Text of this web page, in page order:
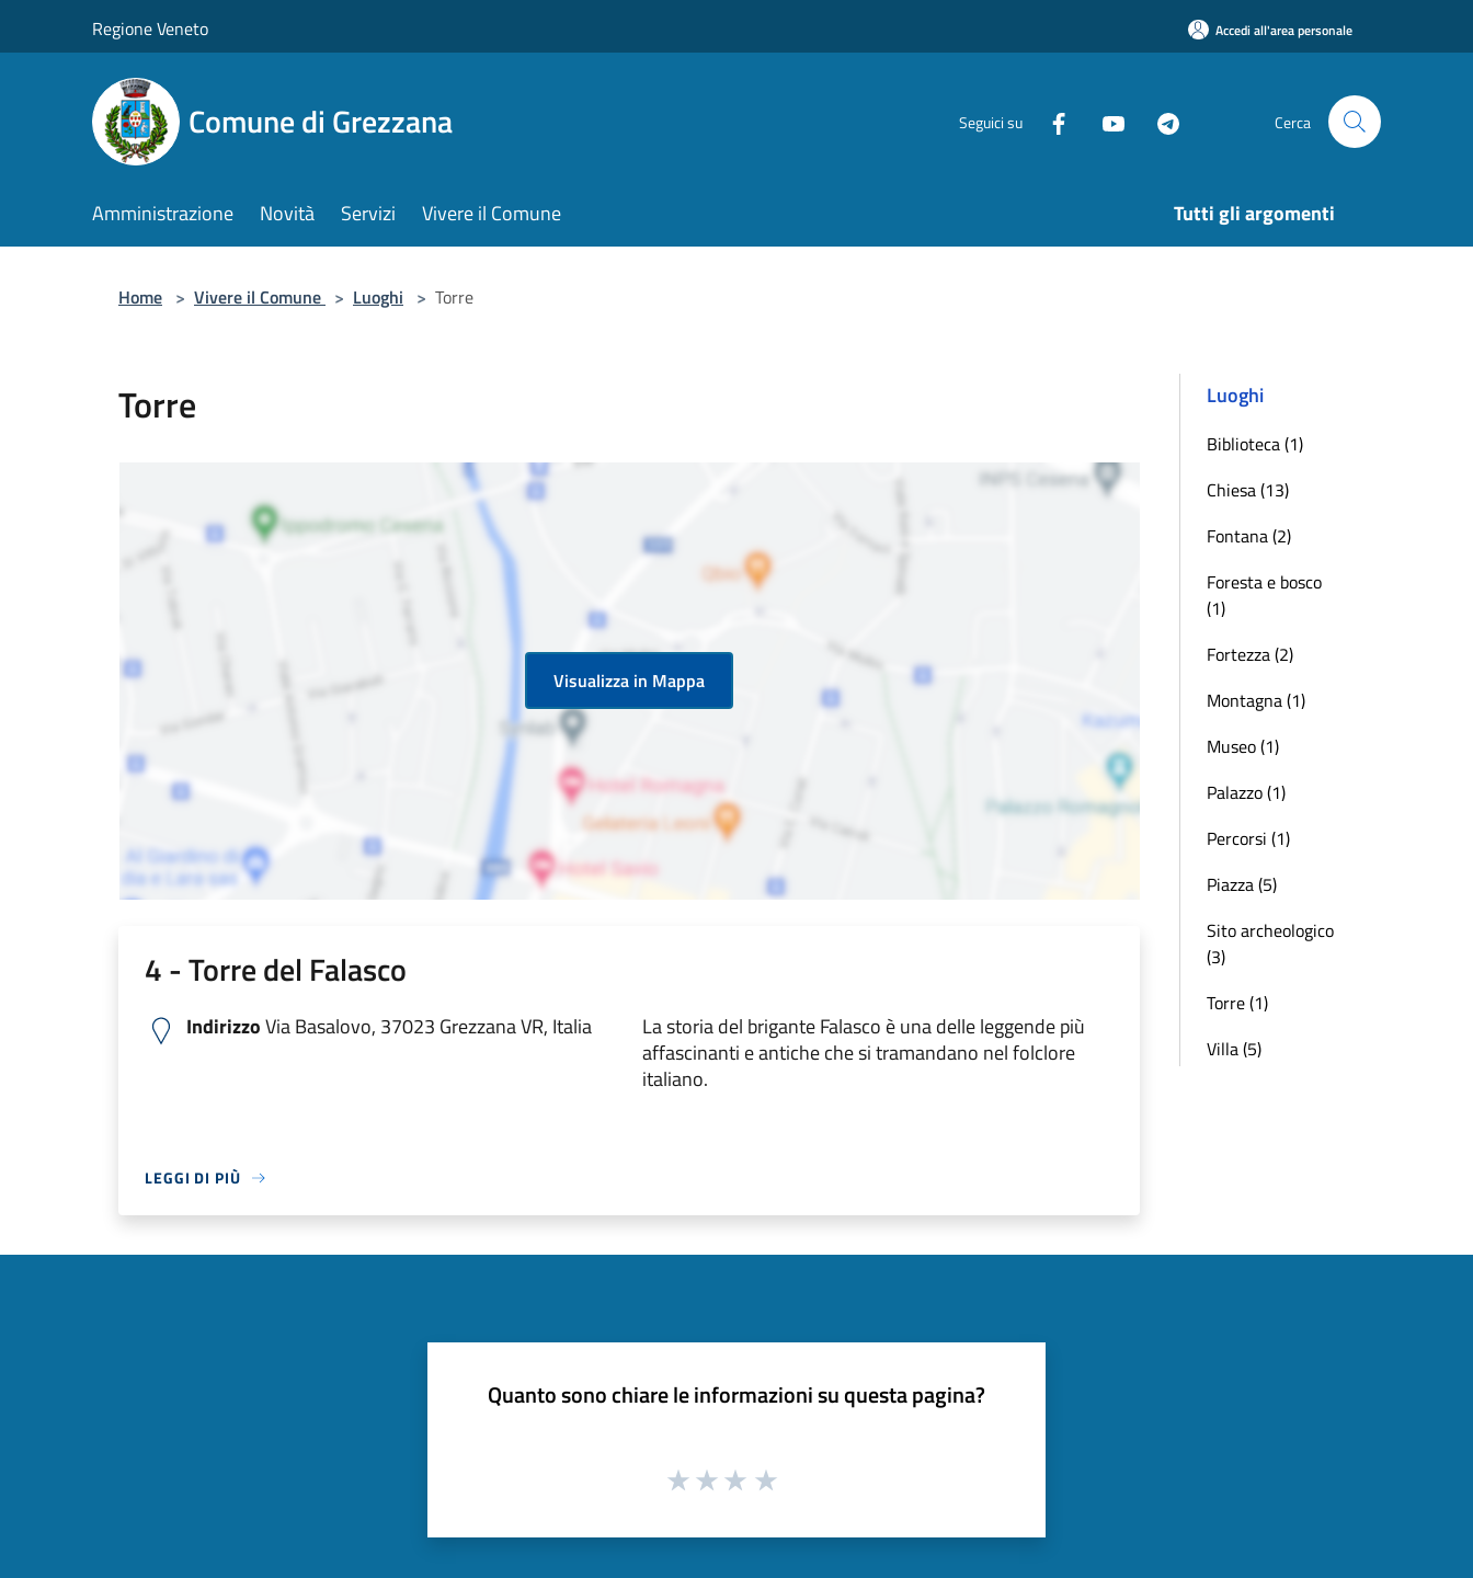
Regione Veneto Accedi all'area personale
Comune di Grezzana Seguici su Cerca
Amministrazione Novità Servizi Vivere il Comune Tutti gli argomenti
Home > Vivere il Comune > Luoghi > Torre
Torre
Visualizza in Mappa
4 - Torre del Falasco
IndirizzoVia Basalovo, 37023 Grezzana VR, Italia
La storia del brigante Falasco è una delle leggende più
affascinanti e antiche che si tramandano nel folclore
italiano.
LEGGI DI PIÙ
Luoghi
Biblioteca (1)
Chiesa (13)
Fontana (2)
Foresta e bosco
(1)
Fortezza (2)
Montagna (1)
Museo (1)
Palazzo (1)
Percorsi (1)
Piazza (5)
Sito archeologico
(3)
Torre (1)
Villa (5)
Quanto sono chiare le informazioni su questa pagina?